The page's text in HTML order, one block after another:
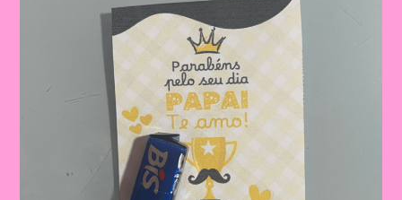
Figura
Paterna